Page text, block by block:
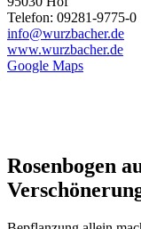
Telefon: 09281-9775-0
info@wurzbacher.de
www.wurzbacher.de
Google Maps
Rosenbogen